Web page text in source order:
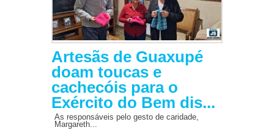
Artesãs de Guaxupé
doam toucas e
cachecóis para o
Exército do Bem dis...
As responsáveis pelo gesto de caridade,
Margareth...